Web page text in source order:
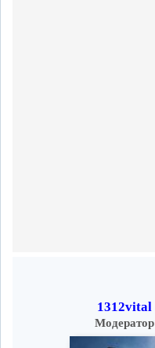
1312vital
Модератор